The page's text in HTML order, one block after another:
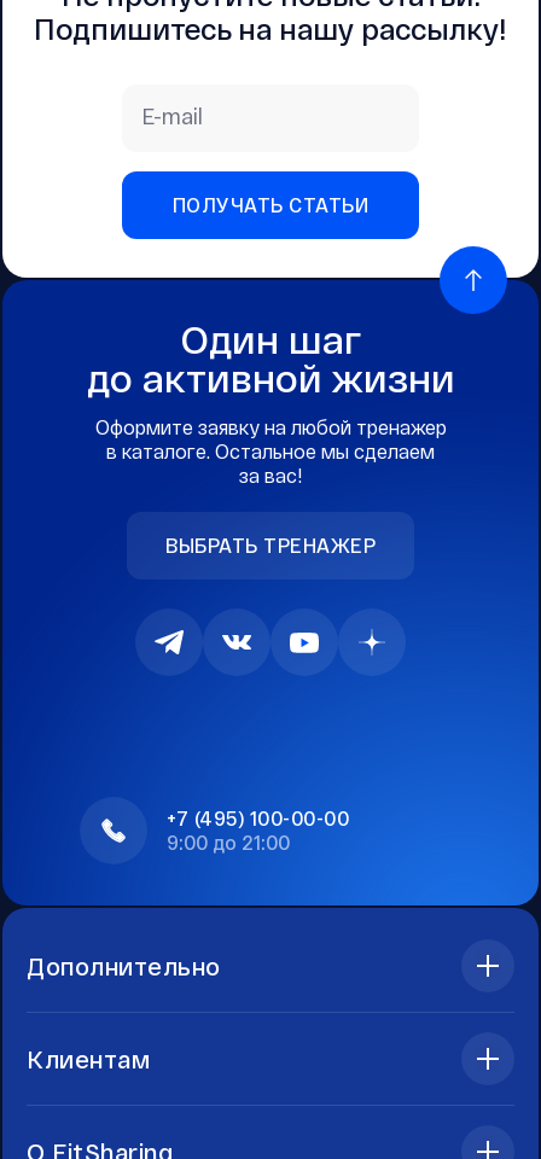
Подпишитесь на нашу рассылку!
E-mail
ПОЛУЧАТЬ СТАТЬИ
Один шаг
до активной жизни
Оформите заявку на любой тренажер
в каталоге. Остальное мы сделаем
за вас!
ВЫБРАТЬ ТРЕНАЖЕР
+7 (495) 100-00-00
9:00 до 21:00
Дополнительно
Клиентам
О FitSharing